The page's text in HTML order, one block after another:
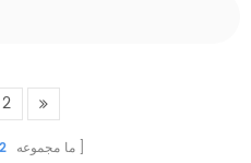
2
ما مجموعه 2